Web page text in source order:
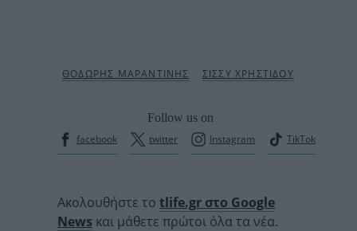
Follow us on
facebook
twitter Instagram TikTok
Ακολουθήστε το tlife.gr στο Google
News και μάθετε πρώτοι όλα τα νέα.